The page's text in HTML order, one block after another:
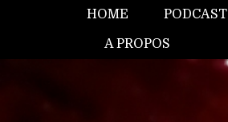
HOME PODCAST
A PROPOS